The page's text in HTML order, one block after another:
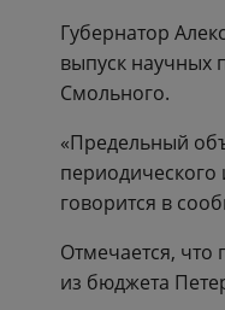
Губернатор
выпуск научных
Смольного.
«Предельный
периодического
говорится в
Отмечается,
из бюджета